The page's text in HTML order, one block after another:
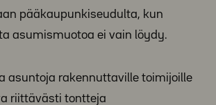
pääkaupunkiseudulta, kun
asumismuotoa ei vain löydy.
asuntoja rakennuttaville toimijoille
riittävästi tontteja